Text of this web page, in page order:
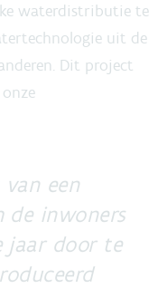
waterdistributie te
uit de
Dit project
een
de inwoners
jaar door te